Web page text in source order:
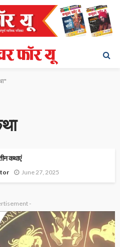
कथाएं
June 27, 2025
-